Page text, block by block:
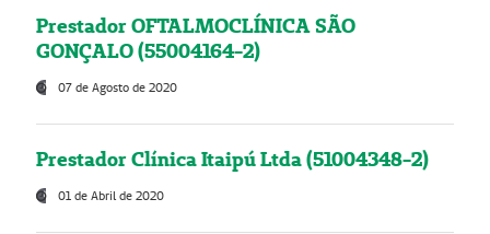
Prestador OFTALMOCLÍNICA SÃO
GONÇALO (55004164-2)
07 de Agosto de 2020
Prestador Clínica Itaipú Ltda (51004348-2)
01 de Abril de 2020